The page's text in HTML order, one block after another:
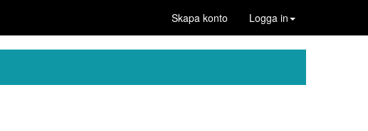
Skapa konto Logga in